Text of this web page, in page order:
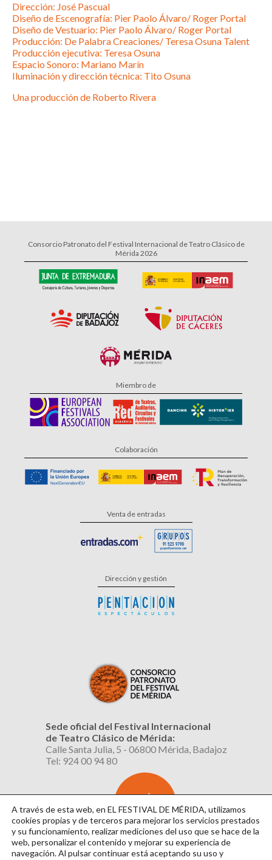
Dirección: José Pascual
Diseño de Escenografía: Pier Paolo Álvaro/ Roger Portal
Diseño de Vestuario: Pier Paolo Álvaro/ Roger Portal
Producción: De Palabra Creaciones/ Teresa Osuna Talent
Producción ejecutiva: Teresa Osuna
Espacio Sonoro: Mariano Marín
Iluminación y dirección técnica: Tito Osuna
Una producción de Roberto Rivera
Consorcio Patronato del Festival Internacional de Teatro Clásico de
Mérida 2026
Miembro de
Colaboración
Venta de entradas
Dirección y gestión
Sede oficial del Festival Internacional
de Teatro Clásico de Mérida:
Calle Santa Julia, 5 - 06800 Mérida, Badajoz
Tel: 924 00 94 80
SUSCRÍBETE
AL BOLETÍN
A través de esta web, en EL FESTIVAL DE MÉRIDA, utilizamos
cookies propias y de terceros para mejorar los servicios prestados
y su funcionamiento, realizar mediciones del uso que se hace de la
web, personalizar el contenido y mejorar su experiencia de
navegación. Al pulsar continuarestá aceptando su uso y